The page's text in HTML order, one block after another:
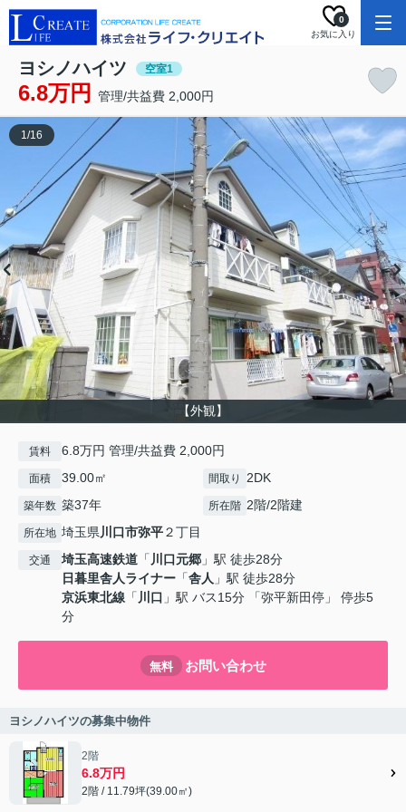
お気に入り
0
ヨシノハイツ 空室1
6.8万円 管理/共益費 2,000円
【外観】
1/16
賃料 6.8万円 管理/共益費 2,000円
面積 39.00㎡ 間取り 2DK
築年数 築37年 所在階 2階/2階建
所在地 埼玉県川口市弥平２丁目
交通 埼玉高速鉄道 「 川口元郷 」駅 徒歩28分
日暮里舎人ライナー 「舎人 」駅 徒歩28分
京浜東北線 「 川口 」駅 バス15分 「弥平新田停」 停歩5
分
無料 お問い合わせ
ヨシノハイツの募集中物件
2階
6.8万円
2階 / 11.79坪(39.00㎡)